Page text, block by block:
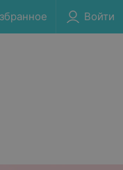
Войти